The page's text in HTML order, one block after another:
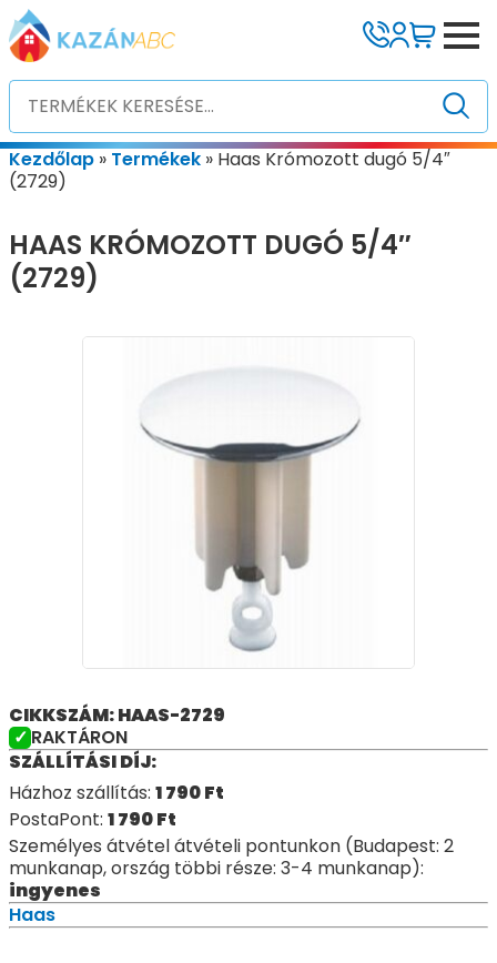
Kezdőlap » Termékek » Haas Krómozott dugó 5/4″
(2729)
HAAS KRÓMOZOTT DUGÓ 5/4″
(2729)
CIKKSZÁM: HAAS-2729
RAKTÁRON
SZÁLLÍTÁSI DÍJ:
Házhoz szállítás: 1 790Ft
PostaPont: 1 790Ft
Személyes átvétel átvételi pontunkon (Budapest: 2
munkanap, ország többi része: 3-4 munkanap):
ingyenes
Haas